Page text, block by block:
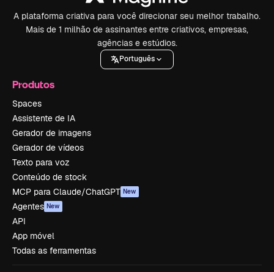
A plataforma criativa para você direcionar seu melhor trabalho.
Mais de 1 milhão de assinantes entre criativos, empresas,
agências e estúdios.
Português
Produtos
Spaces
Assistente de IA
Gerador de imagens
Gerador de vídeos
Texto para voz
Conteúdo de stock
MCP para Claude/ChatGPT New
Agentes New
API
App móvel
Todas as ferramentas